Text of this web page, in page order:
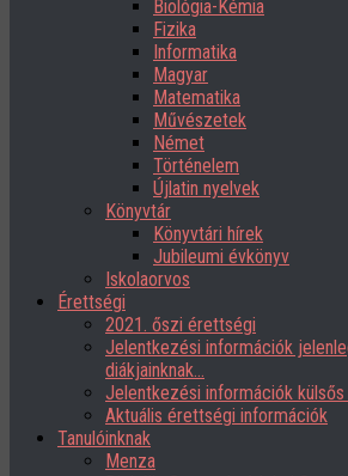
Biológia-Kémia
Fizika
Informatika
Magyar
Matematika
Művészetek
Német
Történelem
Újlatin nyelvek
Könyvtár
Könyvtári hírek
Jubileumi évkönyv
Iskolaorvos
Érettségi
2021. őszi érettségi
Jelentkezési információk
diákjainknak…
Jelentkezési információk
Aktuális érettségi információk
Tanulóinknak
Menza